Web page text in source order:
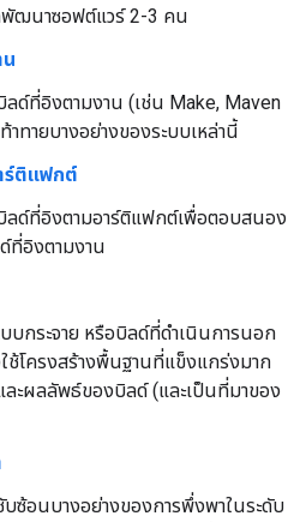
พัฒนาซอฟต์แวร์ 2-3 คน
ลด์ที่อิงตามงาน (เช่น Make, Maven
าทายบางอย่างของระบบเหล่านี้
ร์ติแฟกต์
ลด์ที่อิงตามอาร์ติแฟกต์เพื่อตอบสนอง
ที่อิงตามงาน
บกระจาย หรือบิลด์ที่ดำเนินการนอก
ช้โครงสร้างพื้นฐานที่แข็งแกร่งมาก
ะผลลัพธ์ของบิลด์ (และเป็นที่มาของ
บซ้อนบางอย่างของการพึ่งพาในระดับ